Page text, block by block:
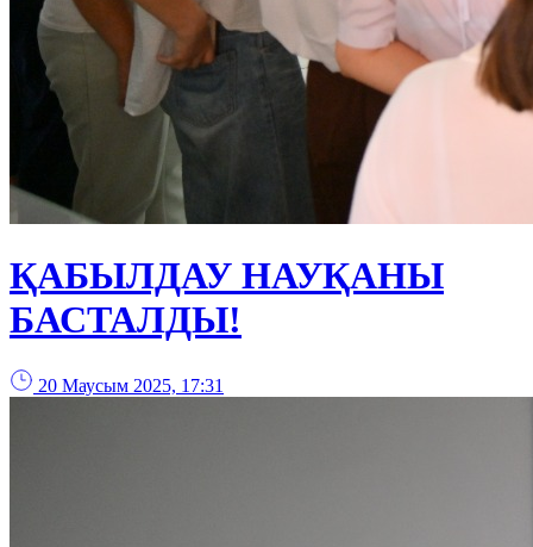
ҚАБЫЛДАУ НАУҚАНЫ
БАСТАЛДЫ!
20 Маусым 2025, 17:31